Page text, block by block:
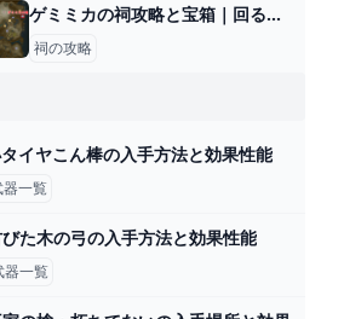
ゲミミカの祠攻略と宝箱｜回るちから
祠の攻略
イヤこん棒の入手方法と効果性能
器一覧
た木の弓の入手方法と効果性能
器一覧